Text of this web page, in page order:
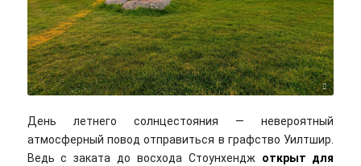
Freesally/pixabay
День летнего солнцестояния — невероятный
атмосферный повод отправиться в графство Уилтшир.
Ведь с заката до восхода Стоунхендж открыт для